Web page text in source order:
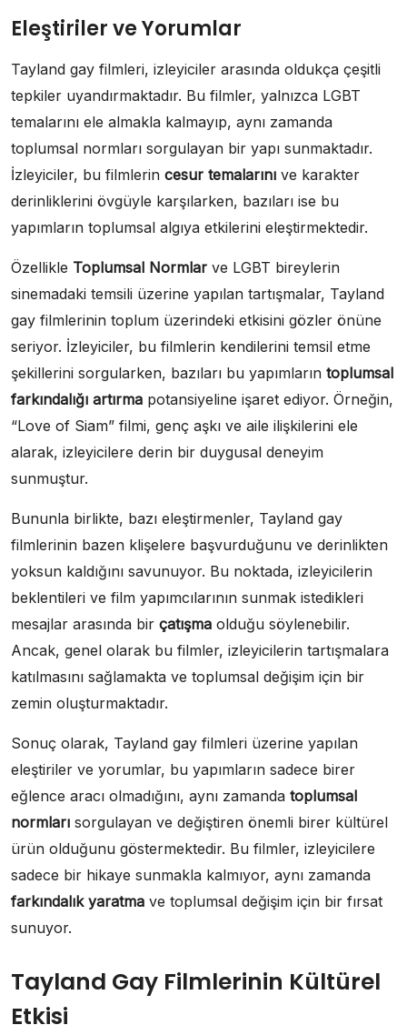
Eleştiriler ve Yorumlar
Tayland gay filmleri, izleyiciler arasında oldukça çeşitli
tepkiler uyandırmaktadır. Bu filmler, yalnızca LGBT
temalarını ele almakla kalmayıp, aynı zamanda
toplumsal normları sorgulayan bir yapı sunmaktadır.
İzleyiciler, bu filmlerin cesur temalarını ve karakter
derinliklerini övgüyle karşılarken, bazıları ise bu
yapımların toplumsal algıya etkilerini eleştirmektedir.
Özellikle Toplumsal Normlar ve LGBT bireylerin
sinemadaki temsili üzerine yapılan tartışmalar, Tayland
gay filmlerinin toplum üzerindeki etkisini gözler önüne
seriyor. İzleyiciler, bu filmlerin kendilerini temsil etme
şekillerini sorgularken, bazıları bu yapımların toplumsal
farkındalığı artırma potansiyeline işaret ediyor. Örneğin,
“Love of Siam” filmi, genç aşkı ve aile ilişkilerini ele
alarak, izleyicilere derin bir duygusal deneyim
sunmuştur.
Bununla birlikte, bazı eleştirmenler, Tayland gay
filmlerinin bazen klişelere başvurduğunu ve derinlikten
yoksun kaldığını savunuyor. Bu noktada, izleyicilerin
beklentileri ve film yapımcılarının sunmak istedikleri
mesajlar arasında bir çatışma olduğu söylenebilir.
Ancak, genel olarak bu filmler, izleyicilerin tartışmalara
katılmasını sağlamakta ve toplumsal değişim için bir
zemin oluşturmaktadır.
Sonuç olarak, Tayland gay filmleri üzerine yapılan
eleştiriler ve yorumlar, bu yapımların sadece birer
eğlence aracı olmadığını, aynı zamanda toplumsal
normları sorgulayan ve değiştiren önemli birer kültürel
ürün olduğunu göstermektedir. Bu filmler, izleyicilere
sadece bir hikaye sunmakla kalmıyor, aynı zamanda
farkındalık yaratma ve toplumsal değişim için bir fırsat
sunuyor.
Tayland Gay Filmlerinin Kültürel
Etkisi